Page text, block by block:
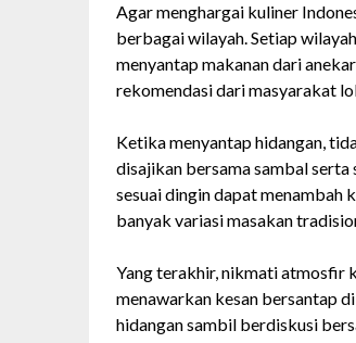
Agar menghargai kuliner
berbagai wilayah. Setiap
menyantap makanan dari
rekomendasi dari masyarakat
Ketika menyantap hidangan,
disajikan bersama sambal serta
sesuai dingin dapat menambah
banyak variasi masakan
Yang terakhir, nikmati atmosfir
menawarkan kesan bersantap
hidangan sambil berdiskusi